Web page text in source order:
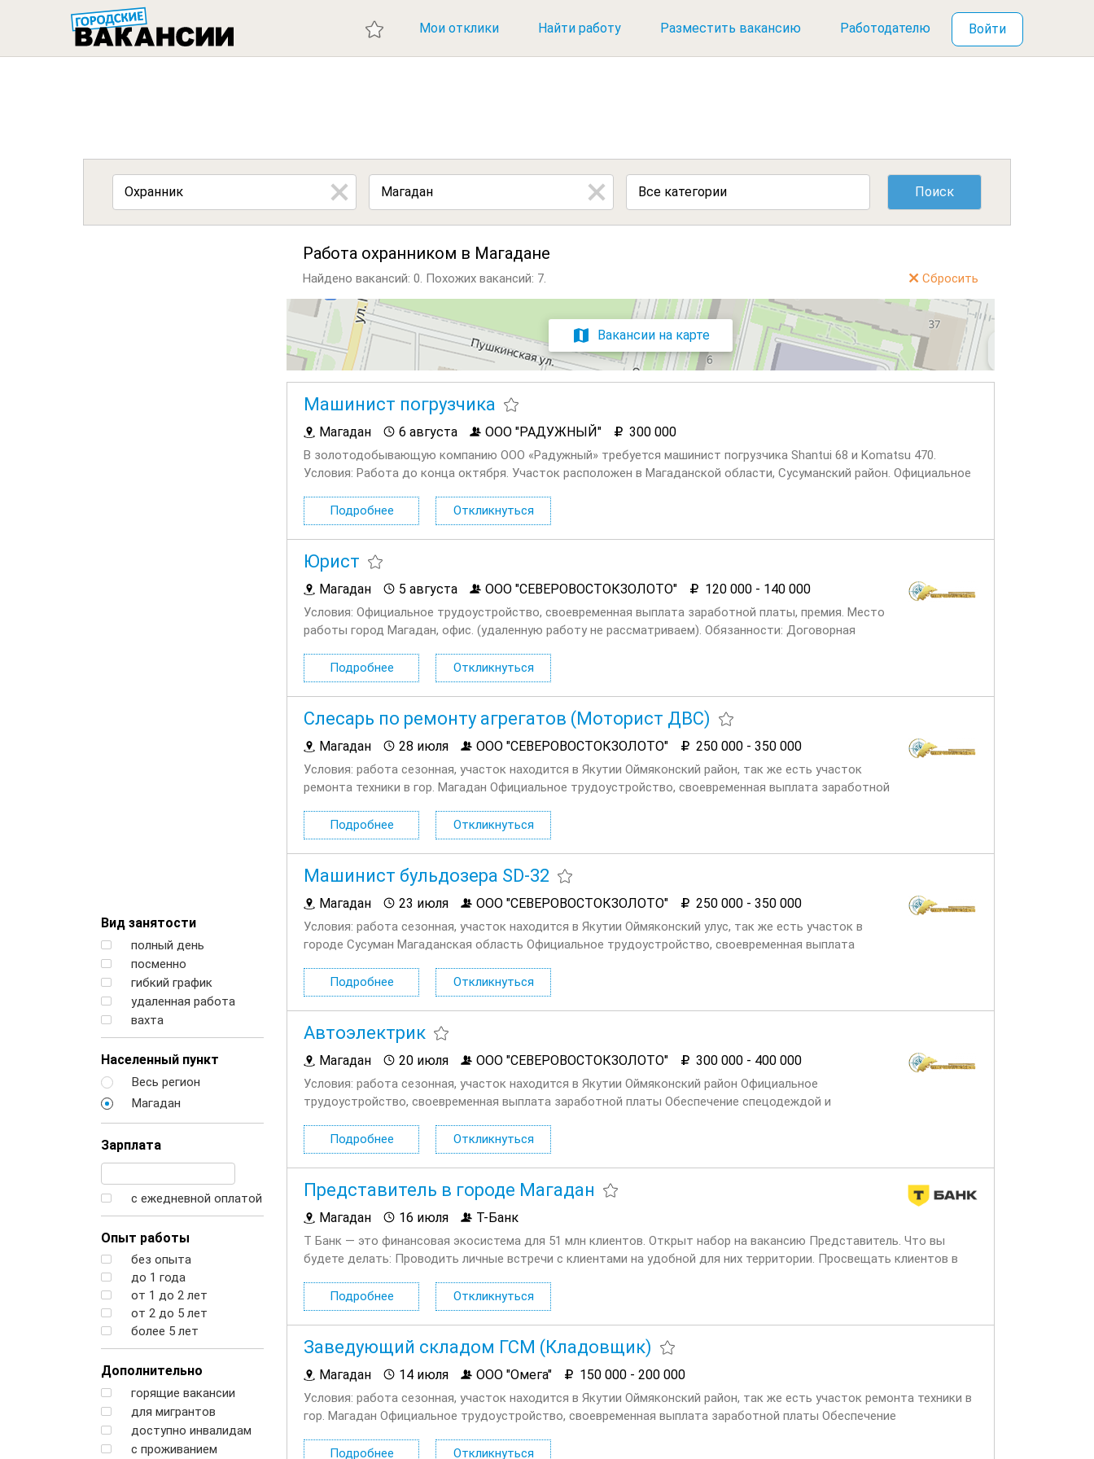
ГОРОДСКИЕ ВАКАНСИИ
Мои отклики Найти работу Разместить вакансию Работодателю Войти
Все категории
Вид занятости
полный день
посменно
гибкий график
удаленная работа
вахта
Населенный пункт
Весь регион
Магадан
Зарплата
с ежедневной оплатой
Опыт работы
без опыта
до 1 года
от 1 до 2 лет
от 2 до 5 лет
более 5 лет
Дополнительно
горящие вакансии
для мигрантов
доступно инвалидам
с проживанием
Работа охранником в Магадане
Найдено вакансий: 0. Похожих вакансий: 7. Сбросить
Вакансии на карте
Машинист погрузчика
Магадан 6 августа ООО "РАДУЖНЫЙ" 300 000
В золотодобывающую компанию ООО «Радужный» требуется машинист погрузчика Shantui 68 и Komatsu 470.
Условия: Работа до конца октября. Участок расположен в Магаданской области, Сусуманский район. Официальное
Подробнее
Откликнуться
Юрист
Магадан 5 августа ООО "СЕВЕРОВОСТОКЗОЛОТО" 120 000 - 140 000
Условия: Официальное трудоустройство, своевременная выплата заработной платы, премия. Место
работы город Магадан, офис. (удаленную работу не рассматриваем). Обязанности: Договорная
Подробнее
Откликнуться
Слесарь по ремонту агрегатов (Моторист ДВС)
Магадан 28 июля ООО "СЕВЕРОВОСТОКЗОЛОТО" 250 000 - 350 000
Условия: работа сезонная, участок находится в Якутии Оймяконский район, так же есть участок
ремонта техники в гор. Магадан Официальное трудоустройство, своевременная выплата заработной
работодателя Обеспечение...
Подробнее Откликнуться
Машинист бульдозера SD-32
Магадан 23 июля ООО "СЕВЕРОВОСТОКЗОЛОТО" 250 000 - 350 000
Условия: работа сезонная, участок находится в Якутии Оймяконский улус, так же есть участок в
городе Сусуман Магаданская область Официальное трудоустройство, своевременная выплата
местом для проживания Проезд к...
Подробнее Откликнуться
Автоэлектрик
Магадан 20 июля ООО "СЕВЕРОВОСТОКЗОЛОТО" 300 000 - 400 000
Условия: работа сезонная, участок находится в Якутии Оймяконский район Официальное
трудоустройство, своевременная выплата заработной платы Обеспечение спецодеждой и
проживания Проезд к месту работы от пункта...
Подробнее Откликнуться
Представитель в городе Магадан
Магадан 16 июля Т-Банк
Т Банк — это финансовая экосистема для 51 млн клиентов. Открыт набор на вакансию Представитель. Что вы
будете делать: Проводить личные встречи с клиентами на удобной для них территории. Просвещать клиентов в
Подробнее
Откликнуться
Заведующий складом ГСМ (Кладовщик)
Магадан 14 июля ООО "Омега" 150 000 - 200 000
Условия: работа сезонная, участок находится в Якутии Оймяконский район, так же есть участок ремонта техники в
гор. Магадан Официальное трудоустройство, своевременная выплата заработной платы Обеспечение
Подробнее
Откликнуться